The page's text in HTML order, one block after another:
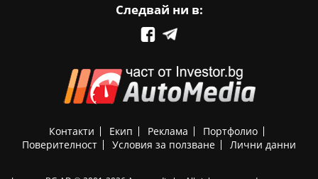
Следвай ни в:
Контакти Екип Реклама
Портфолио
Поверителност
Условия за ползване Лични данни